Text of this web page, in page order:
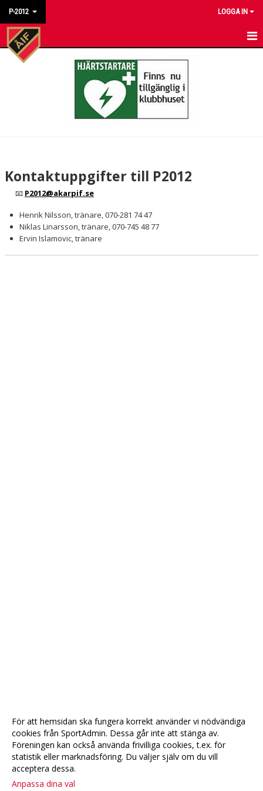
P-2012 LOGGA IN
HEM
DOKUMENT
KONTAKT
Kontaktuppgifter till P2012
📧 P2012@akarpif.se
Henrik Nilsson, tränare, 070-281 74 47
Niklas Linarsson, tränare, 070-745 48 77
Ervin Islamovic, tränare
För att hemsidan ska fungera korrekt använder vi nödvändiga
cookies från SportAdmin. Dessa går inte att stänga av.
Föreningen kan också använda frivilliga cookies, t.ex. för
statistik eller marknadsföring. Du väljer själv om du vill
acceptera dessa.
Anpassa dina val